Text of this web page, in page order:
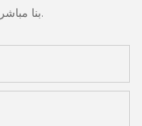
بنا مباشرة مع أسئلة أو استفسارات.